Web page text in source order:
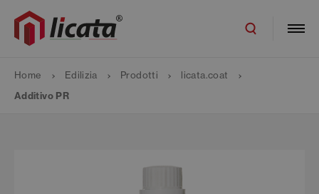
Home Edilizia Prodotti
licata.coat
Additivo PR